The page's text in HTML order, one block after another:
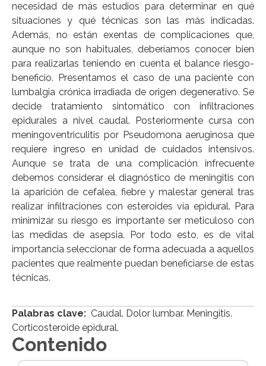
necesidad de más estudios para determinar en qué
situaciones y qué técnicas son las más indicadas.
Además, no están exentas de complicaciones que,
aunque no son habituales, deberíamos conocer bien
para realizarlas teniendo en cuenta el balance riesgo-
beneficio. Presentamos el caso de una paciente con
lumbalgia crónica irradiada de origen degenerativo. Se
decide tratamiento sintomático con infiltraciones
epidurales a nivel caudal. Posteriormente cursa con
meningoventriculitis por Pseudomona aeruginosa que
requiere ingreso en unidad de cuidados intensivos.
Aunque se trata de una complicación infrecuente
debemos considerar el diagnóstico de meningitis con
la aparición de cefalea, fiebre y malestar general tras
realizar infiltraciones con esteroides vía epidural. Para
minimizar su riesgo es importante ser meticuloso con
las medidas de asepsia. Por todo esto, es de vital
importancia seleccionar de forma adecuada a aquellos
pacientes que realmente puedan beneficiarse de estas
técnicas.
Palabras clave: Caudal. Dolor lumbar. Meningitis.
Corticosteroide epidural.
Contenido